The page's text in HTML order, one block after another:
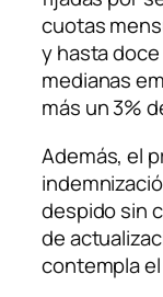
cuotas
y hasta
medianas
más un 3%
Además, el
despido sin
de
contempla el